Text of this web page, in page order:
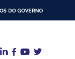
DO GOVERNO